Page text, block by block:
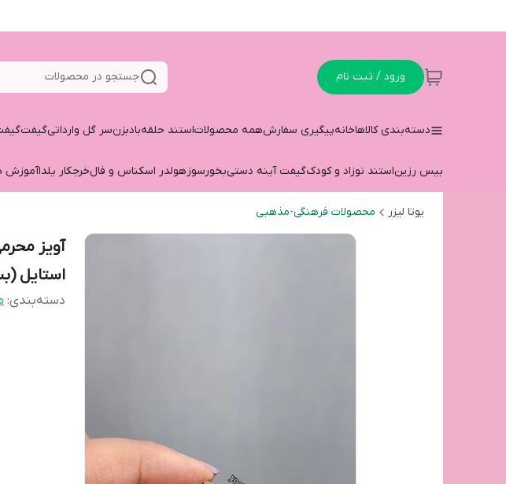
ورود / ثبت نام جستجو در محصولات
دسته‌بندی کالاهاخانهپیگیری سفارشهمه محصولاتاستند حلقهبادبزنسر گل وارداتیگیفت
بیس رزیناستند نوزاد و کودکگیفت آینه دستیبخورسوزهولدر اسکناس و فالخرجکار یلداآموزش
یوتا لیزر محصولات فرهنگی-مذهبی
آویز
استایل (بسته
دسته‌بندی: